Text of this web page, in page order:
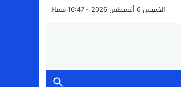
الخميس 6 أغسطس 2026 - 16:47 مساءً